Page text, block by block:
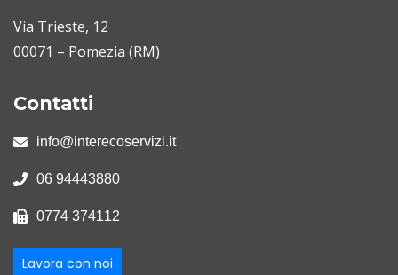
Via Trieste, 12
00071 – Pomezia (RM)
Contatti
info@interecoservizi.it
06 94443880
0774 374112
Lavora con noi